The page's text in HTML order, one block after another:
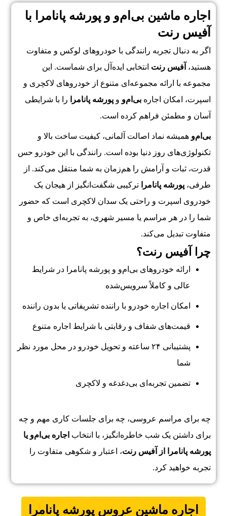
اجاره ماشین بی‌ام‌و و پورشه پانامرا با
آفیس رنت
اگر به دنبال تجربه رانندگی با خودروهای لوکس و متفاوت
هستید، آفیس رنت انتخابی ایده‌آل برای شماست. این
مجموعه با ارائه مجموعه‌ای متنوع از خودروهای لاکچری و
اسپرت، امکان اجارهبی‌ام‌و وپورشه پانامرا
را با شرایطی
آسان و مطمئن فراهم کرده است.
بی‌ام‌و همیشه نماد اصالت آلمانی، کیفیت ساخت بالا و
تکنولوژی‌های روز دنیا بوده است. رانندگی با این خودرو حس
قدرت، ثبات و آرامش را هم‌زمان به شما منتقل می‌کند. از
طرفی،پورشه پانامرا
ترکیبی شگفت‌انگیز از هیجان یک
خودروی اسپرت و راحتی یک سدان لاکچری است که حضور
شما را در هر مراسم یا مسیر شهری، به تجربه‌ای خاص و
متفاوت تبدیل می‌کند.
چرا آفیس رنت؟
ارائه خودروهای بی‌ام‌و و پورشه پانامرا در شرایط
عالی و کاملاً سرویس‌شده
امکان اجاره خودرو با راننده تشریفاتی یا بدون راننده
قیمت‌های شفاف و رقابتی با شرایط اجاره متنوع
پشتیبانی ۲۴ ساعته و تحویل خودرو در محل مورد نظر
شما
تضمین تجربه‌ای بی‌دغدغه و لاکچری
چه برای مراسم عروسی، چه برای جلسات کاری مهم و چه
برای داشتن یک شب خاطره‌انگیز، با انتخاب اجاره بی‌ام‌و یا
پورشه پانامرا از آفیس رنت، اعتبار و شکوهی متفاوت را
تجربه خواهید کرد.
اجاره ماشین عروس پورشه پانامرا